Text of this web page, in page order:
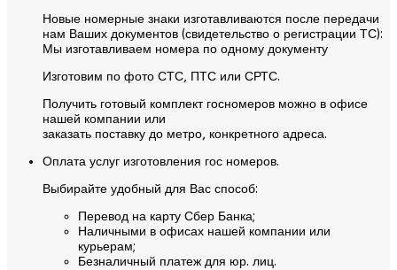
Новые номерные знаки изготавливаются после передачи
нам Ваших документов (свидетельство о регистрации ТС):
Мы изготавливаем номера по одному документу
Изготовим по фото СТС, ПТС или СРТС.
Получить готовый комплект госномеров можно в офисе
нашей компании или
заказать поставку до метро, конкретного адреса.
Оплата услуг изготовления гос номеров.
Выбирайте удобный для Вас способ:
Перевод на карту Сбер Банка;
Наличными в офисах нашей компании или
курьерам;
Безналичный платеж для юр. лиц.